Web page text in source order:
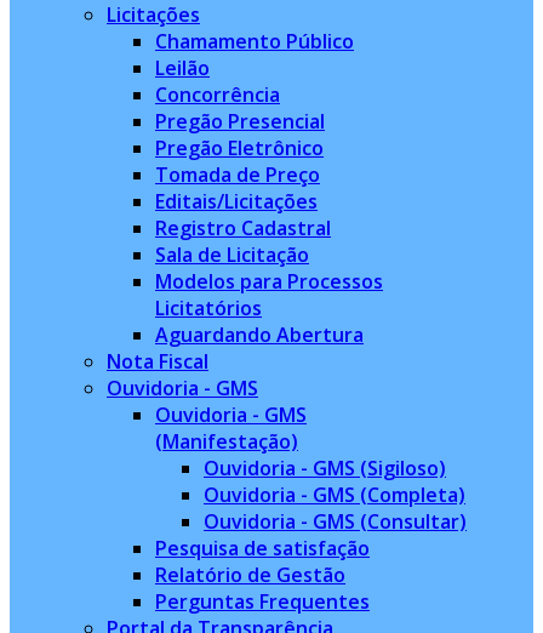
Licitações
Chamamento Público
Leilão
Concorrência
Pregão Presencial
Pregão Eletrônico
Tomada de Preço
Editais/Licitações
Registro Cadastral
Sala de Licitação
Modelos para Processos
Licitatórios
Aguardando Abertura
Nota Fiscal
Ouvidoria - GMS
Ouvidoria - GMS
(Manifestação)
Ouvidoria - GMS (Sigiloso)
Ouvidoria - GMS (Completa)
Ouvidoria - GMS (Consultar)
Pesquisa de satisfação
Relatório de Gestão
Perguntas Frequentes